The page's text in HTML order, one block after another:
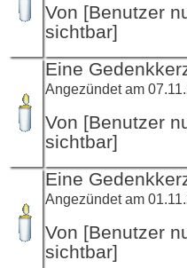
Von [Benutzer
sichtbar]
Eine
Angezündet am
Von [Benutzer
sichtbar]
Eine
Angezündet am
Von [Benutzer
sichtbar]